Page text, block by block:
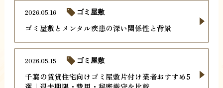
ゴミ屋敷とメンタル疾患の深い関係性と背景
2026.05.16 ゴミ屋敷
千葉の賃貸住宅向けゴミ屋敷片付け業者おすすめ5
2026.05.15 ゴミ屋敷